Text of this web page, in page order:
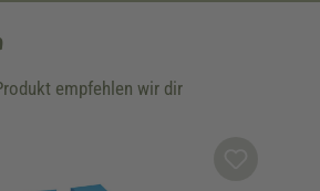
empfehlen wir dir